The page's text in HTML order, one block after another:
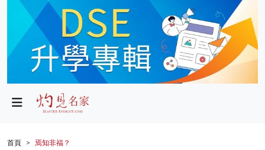
政局
財經
首頁 焉知非福？